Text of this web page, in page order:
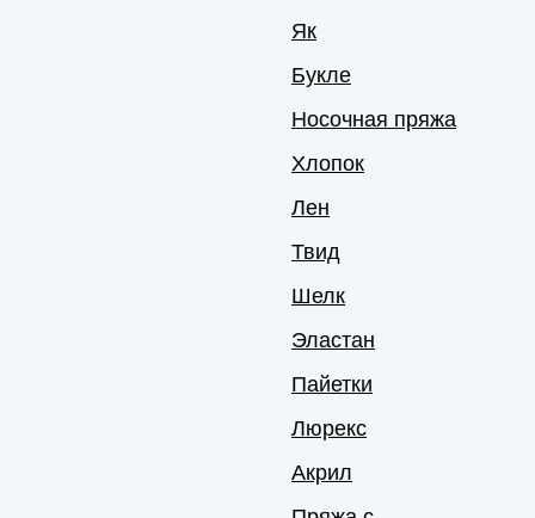
Як
Букле
Носочная пряжа
Хлопок
Лен
Твид
Шелк
Эластан
Пайетки
Люрекс
Акрил